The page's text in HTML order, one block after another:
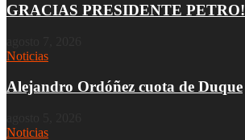
GRACIAS PRESIDENTE PETRO!
Noticias
Alejandro Ordóñez cuota de Duque
Noticias